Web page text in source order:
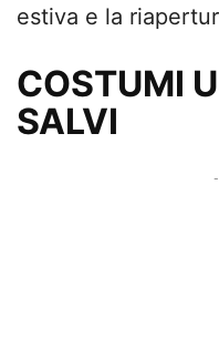
estiva e la
COSTUMI
SALVI